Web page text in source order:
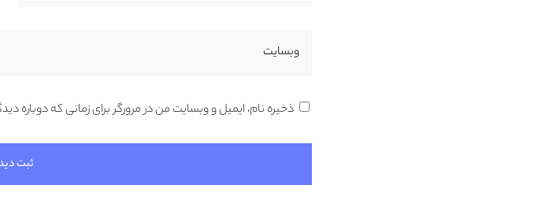
وبسایت
ذخیره نام، ایمیل و وبسایت من در مرورگر برای زمانی که دوباره